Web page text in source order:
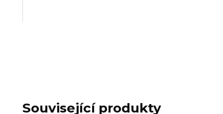
Související produkty